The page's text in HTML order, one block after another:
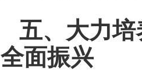
五、大力
全面振兴